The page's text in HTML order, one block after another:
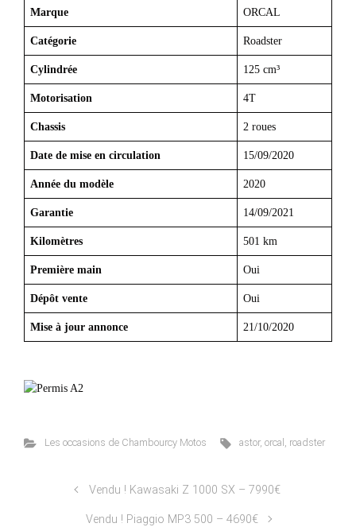
Marque ORCAL
Catégorie Roadster
Cylindrée 125 cm³
Motorisation 4T
Chassis 2 roues
Date de mise en circulation 15/09/2020
Année du modèle 2020
Garantie 14/09/2021
Kilomètres 501 km
Première main Oui
Dépôt vente Oui
Mise à jour annonce 21/10/2020
Les occasions de Chambourcy Motos astor,orcal , roadster
Vendu ! Kawasaki Z 1000 SX – 7990€
Vendu ! Piaggio MP3 500 – 4690€